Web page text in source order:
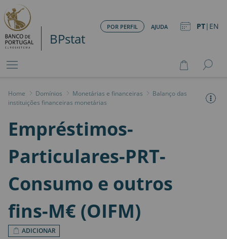
BPstat
PT| EN
POR PERFIL AJUDA
Home > Domínios > Monetárias e financeiras > Balanço das
instituições financeiras monetárias
Empréstimos-
Particulares-PRT-
Consumo e outros
fins-M€ (OIFM)
ADICIONAR